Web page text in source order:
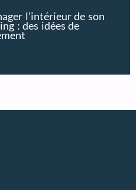
l’intérieur de son
: des idées de